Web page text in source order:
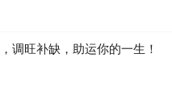
调旺补缺，助运你的一生！